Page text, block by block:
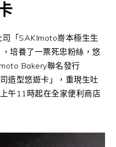
司「SAKImoto嵜本極生生
，培養了一票死忠粉絲，悠
Bakery聯名發行
造型悠遊卡」，重現生吐
午11 時起在全家便利商店